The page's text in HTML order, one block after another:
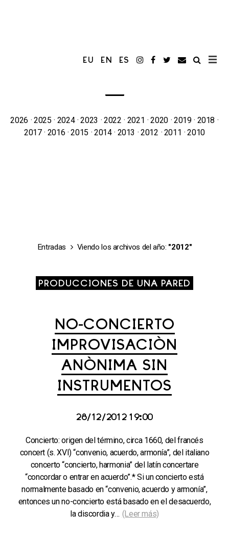
EU EN ES
2026 2025 2024 2023 2022 2021 2020 2019
2018
2017
2016 2015 2014 2013 2012 2011 2010
Entradas Viendo los archivos del año: "2012"
PRODUCCIONES DE UNA PARED
NO-CONCIERTO
IMPROVISACIÓN
ANÓNIMA SIN
INSTRUMENTOS
28/12/2012 19:00
Concierto: origen del término, circa 1660, del francés
concert (s. XVI) “convenio, acuerdo, armonía”, del italiano
concerto “concierto, harmonia” del latín concertare
“concordar o entrar en acuerdo”.* Si un concierto está
normalmente basado en “convenio, acuerdo y armonía”,
entonces un no-concierto está basado en el desacuerdo,
la discordia y… (Leer más)